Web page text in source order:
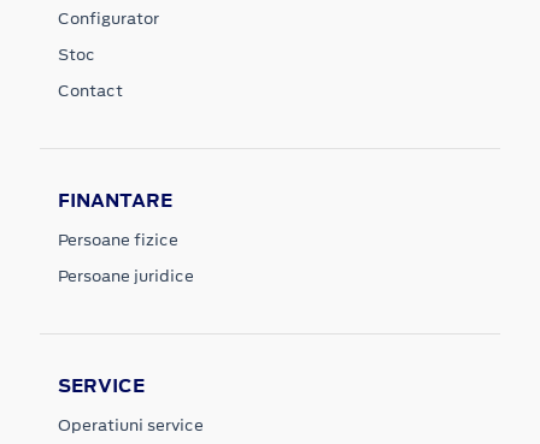
Configurator
Stoc
Contact
FINANTARE
Persoane fizice
Persoane juridice
SERVICE
Operatiuni service